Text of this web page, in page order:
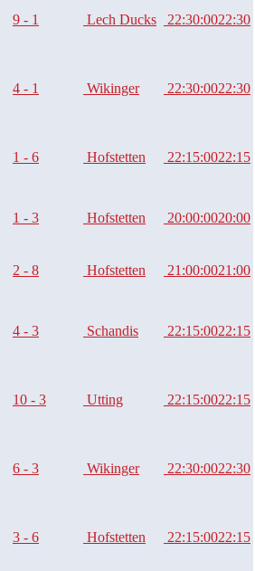
9 - 1 Lech Ducks 22:30:0022:30
4 - 1 Wikinger 22:30:0022:30
1 - 6 Hofstetten 22:15:0022:15
1 - 3 Hofstetten 20:00:0020:00
2 - 8 Hofstetten 21:00:0021:00
4 - 3 Schandis 22:15:0022:15
10 - 3 Utting 22:15:0022:15
6 - 3 Wikinger 22:30:0022:30
3 - 6 Hofstetten 22:15:0022:15